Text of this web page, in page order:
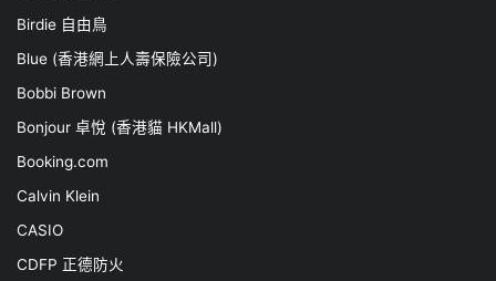
Birdie 自由鳥
Blue (香港網上人壽保險公司)
Bobbi Brown
Bonjour 卓悅 (香港貓 HKMall)
Booking.com
Calvin Klein
CASIO
CDFP 正德防火